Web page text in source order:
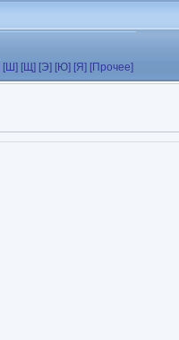
[Ш] [Щ] [Э] [Ю] [Я] [Прочее]